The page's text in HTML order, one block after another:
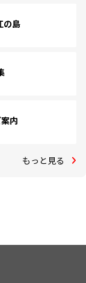
の島
内
もっと見る